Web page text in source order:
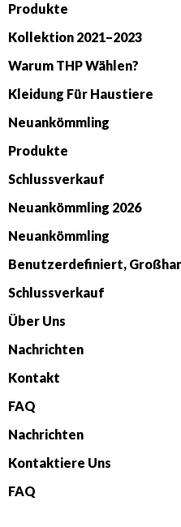
Produkte
Kollektion 2021–2023
Warum THP Wählen?
Kleidung Für Haustiere
Neuankömmling
Produkte
Schlussverkauf
Neuankömmling 2026
Neuankömmling
Benutzerdefiniert,
Schlussverkauf
Über Uns
Nachrichten
Kontakt
FAQ
Nachrichten
Kontaktiere Uns
FAQ